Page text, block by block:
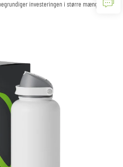
investeringen i større mængder og